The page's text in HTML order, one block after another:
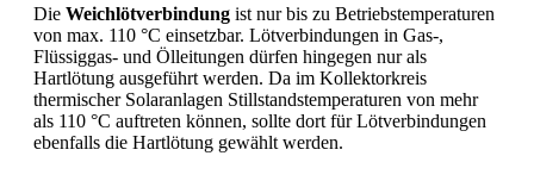
Die Weichlötverbindung ist nur bis zu Betriebstemperaturen
von max. 110 °C einsetzbar. Lötverbindungen in Gas-,
Flüssiggas- und Ölleitungen dürfen hingegen nur als
Hartlötung ausgeführt werden. Da im Kollektorkreis
thermischer Solaranlagen Stillstandstemperaturen von mehr
als 110 °C auftreten können, sollte dort für Lötverbindungen
ebenfalls die Hartlötung gewählt werden.